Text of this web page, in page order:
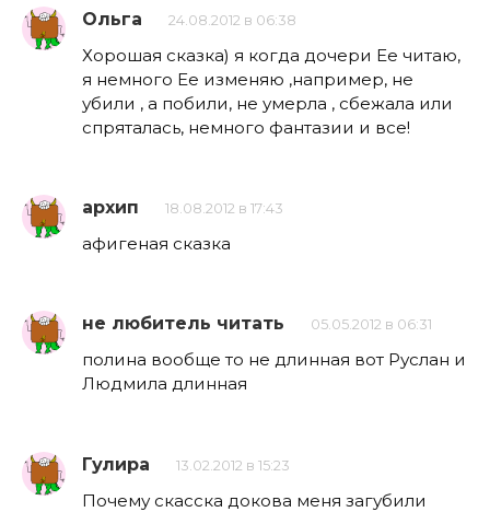
Ольга 24.08.2012 в 06:38
Хорошая сказка) я когда дочери Ее читаю,
я немного Ее изменяю ,например, не
убили , а побили, не умерла , сбежала или
спряталась, немного фантазии и все!
архип 18.08.2012 в 17:43
афигеная сказка
не любитель читать 05.05.2012 в 06:31
полина вообще то не длинная вот Руслан и
Людмила длинная
Гулира 13.02.2012 в 15:23
Почему скасска докова меня загубили